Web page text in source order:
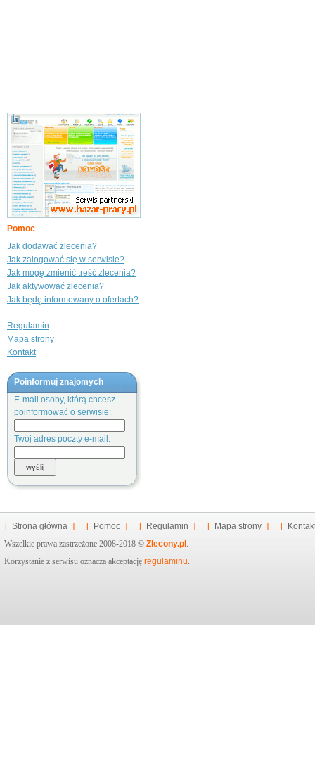
Pomoc
Jak dodawać zlecenia?
Jak zalogować się w serwisie?
Jak mogę zmienić treść zlecenia?
Jak aktywować zlecenia?
Jak będę informowany o ofertach?
Regulamin
Mapa strony
Kontakt
Poinformuj znajomych
E-mail osoby, którą chcesz
poinformować o serwisie:
Twój adres poczty e-mail:
[ Strona główna ] [ Pomoc ] [ Regulamin ] [ Mapa strony ] [
Wszelkie prawa zastrzeżone 2008-2018 © Zlecony.pl .
Korzystanie z serwisu oznacza akceptację regulaminu.